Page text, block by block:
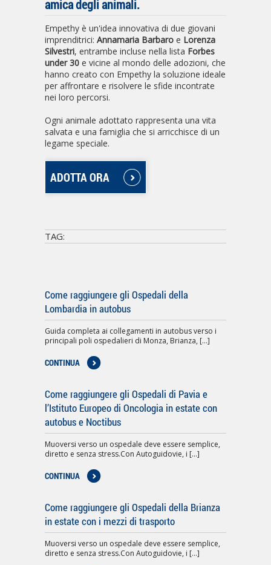
amica degli animali.
Empethy è un'idea innovativa di due giovani
imprenditrici: Annamaria Barbaro e Lorenza
Silvestri, entrambe incluse nella lista Forbes
under 30 e vicine al mondo delle adozioni, che
hanno creato con Empethy la soluzione ideale
per affrontare e risolvere le sfide incontrate
nei loro percorsi.
Ogni animale adottato rappresenta una vita
salvata e una famiglia che si arricchisce di un
legame speciale.
ADOTTA ORA
TAG:
Come raggiungere gli Ospedali della
Lombardia in autobus
Guida completa ai collegamenti in autobus verso i
principali poli ospedalieri di Monza, Brianza, [...]
CONTINUA
Come raggiungere gli Ospedali di Pavia e
l’Istituto Europeo di Oncologia in estate con
autobus e Noctibus
Muoversi verso un ospedale deve essere semplice,
diretto e senza stress.Con Autoguidovie, i [...]
CONTINUA
Come raggiungere gli Ospedali della Brianza
in estate con i mezzi di trasporto
Muoversi verso un ospedale deve essere semplice,
diretto e senza stress.Con Autoguidovie, i [...]